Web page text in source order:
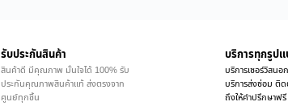
รับประกันสินค้า
สินค้าดี มีคุณภาพ มั่นใจได้ 100% รับ
ประกันคุณภาพสินค้าแท้ ส่งตรงจาก
ศูนย์ทุกชิ้น
บริการทุกรูป
บริการเซอร์วิสน
บริการส่งซ่อม ติด
ถึงให้คำปรึกษาฟรี